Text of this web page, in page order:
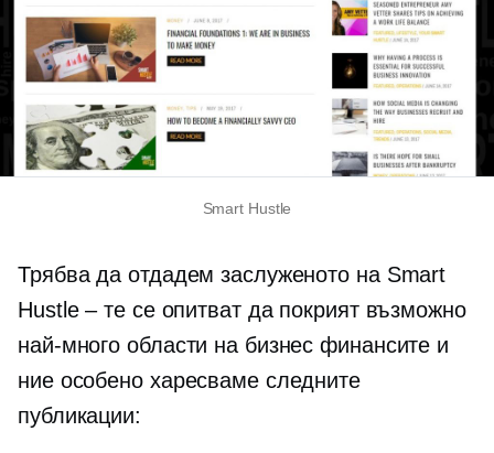
Smart Hustle
Трябва да отдадем заслуженото на Smart
Hustle – те се опитват да покрият възможно
най-много области на бизнес финансите и
ние особено харесваме следните
публикации: